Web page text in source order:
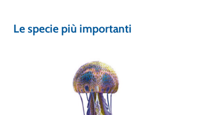
Le specie più importanti